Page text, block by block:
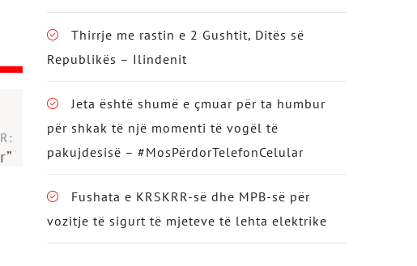
Thirrje me rastin e 2 Gushtit, Ditës së
Republikës – Ilindenit
Jeta është shumë e çmuar për ta humbur
për shkak të një momenti të vogël të
pakujdesisë – #MosPërdorTelefonCelular
Fushata e KRSKRR-së dhe MPB-së për
vozitje të sigurt të mjeteve të lehta elektrike